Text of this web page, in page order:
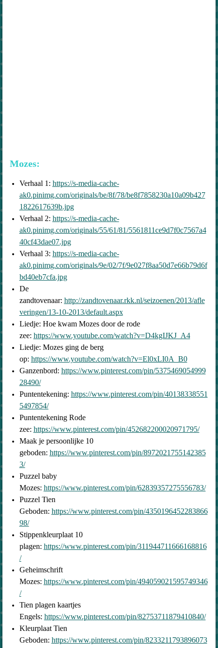
Mozes:
Verhaal 1: https://s-media-cache-
ak0.pinimg.com/originals/be/8f/78/be8f7858230a10a09b427
1822617639b.jpg
Verhaal 2: https://s-media-cache-
ak0.pinimg.com/originals/55/61/81/5561811ce9d7f0c7567a4
40cf43dae07.jpg
Verhaal 3: https://s-media-cache-
ak0.pinimg.com/originals/9e/02/7f/9e027f8aa50d7e66b79d6f
bd40eb7cfa.jpg
De
zandtovenaar: http://zandtovenaar.rkk.nl/seizoenen/2013/afle
veringen/13-10-2013/default.aspx
Liedje: Hoe kwam Mozes door de rode
zee: https://www.youtube.com/watch?v=D4kgIJKJ_A4
Liedje: Mozes ging de berg
op: https://www.youtube.com/watch?v=El0xLI0A_B0
Ganzenbord: https://www.pinterest.com/pin/5375469054999
28490/
Puntentekening: https://www.pinterest.com/pin/40138338551
5497854/
Puntentekening Rode
zee: https://www.pinterest.com/pin/452682200020971795/
Maak je persoonlijke 10
geboden: https://www.pinterest.com/pin/8972021755142385
3/
Puzzel baby
Mozes: https://www.pinterest.com/pin/62839357275556783/
Puzzel Tien
Geboden: https://www.pinterest.com/pin/4350196452283866
98/
Stippenkleurplaat 10
plagen: https://www.pinterest.com/pin/311944711666168816
/
Geheimschrift
Mozes: https://www.pinterest.com/pin/494059021595749346
/
Tien plagen kaartjes
Engels: https://www.pinterest.com/pin/82753711879410840/
Kleurplaat Tien
Geboden: https://www.pinterest.com/pin/8233211793896073